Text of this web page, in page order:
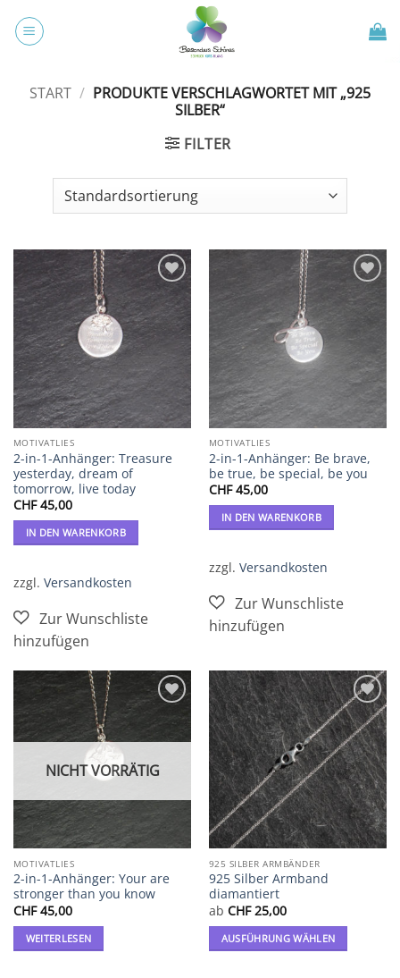
Inhalt
START / PRODUKTE VERSCHLAGWORTET MIT „925
SILBER“
FILTER
Zur
Wunschliste
hinzufügen
MOTIVATLIES
2-in-1-Anhänger: Treasure
yesterday, dream of
tomorrow, live today
CHF45,00
IN DEN WARENKORB
zzgl. Versandkosten
Zur
Wunschliste
hinzufügen
MOTIVATLIES
2-in-1-Anhänger: Be brave,
be true, be special, be you
CHF45,00
IN DEN WARENKORB
zzgl. Versandkosten
Wunschliste
hinzufügen
NICHT VORRÄTIG
MOTIVATLIES
2-in-1-Anhänger: Your are
stronger than you know
CHF45,00
WEITERLESEN
Zur
Wunschliste
hinzufügen
925 SILBER ARMBÄNDER
925 Silber Armband
diamantiert
ab CHF25,00
AUSFÜHRUNG WÄHLEN